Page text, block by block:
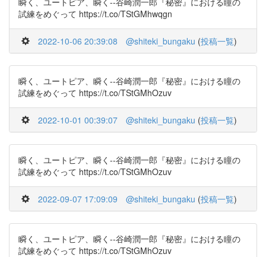
試練をめぐって https://t.co/TStGMhwqgn
2022-10-06 20:39:08 @shiteki_bungaku (投稿一覧)
瞬く、ユートピア、瞬く--谷崎潤一郎『秘密』における瞳の
試練をめぐって https://t.co/TStGMhOzuv
2022-10-01 00:39:07 @shiteki_bungaku (投稿一覧)
瞬く、ユートピア、瞬く--谷崎潤一郎『秘密』における瞳の
試練をめぐって https://t.co/TStGMhOzuv
2022-09-07 17:09:09 @shiteki_bungaku (投稿一覧)
瞬く、ユートピア、瞬く--谷崎潤一郎『秘密』における瞳の
試練をめぐって https://t.co/TStGMhOzuv